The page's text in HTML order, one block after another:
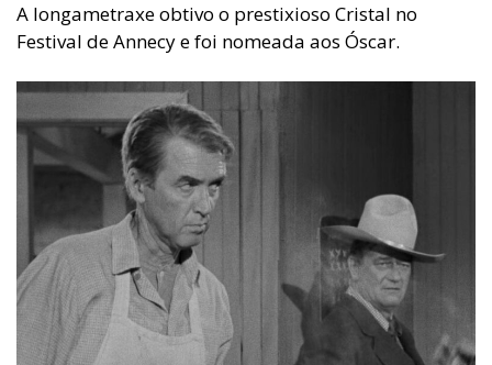
A longametraxe obtivo o prestixioso Cristal no
Festival de Annecy e foi nomeada aos Óscar.